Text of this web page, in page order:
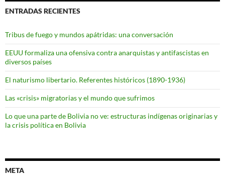
ENTRADAS RECIENTES
Tribus de fuego y mundos apátridas: una conversación
EEUU formaliza una ofensiva contra anarquistas y antifascistas en
diversos países
El naturismo libertario. Referentes históricos (1890-1936)
Las «crisis» migratorias y el mundo que sufrimos
Lo que una parte de Bolivia no ve: estructuras indígenas originarias y
la crisis política en Bolivia
META